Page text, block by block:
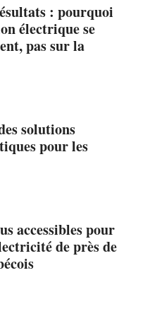
: pourquoi
électrique se
pas sur la
solutions
pour les
accessibles pour
de près de